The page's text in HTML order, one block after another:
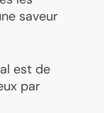
saveur
est de
par